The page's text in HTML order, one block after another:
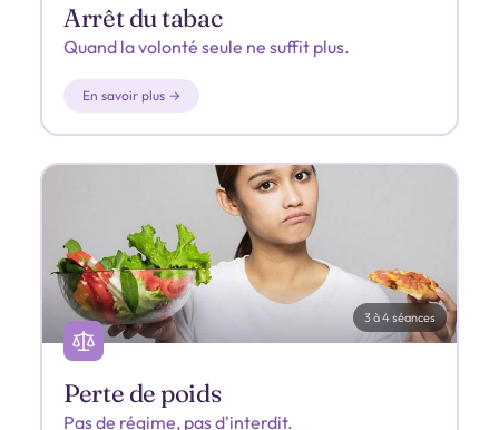
Arrêt du tabac
Quand la volonté seule ne suffit plus.
En savoir plus →
3 à 4 séances
Perte de poids
Pas de régime, pas d'interdit.